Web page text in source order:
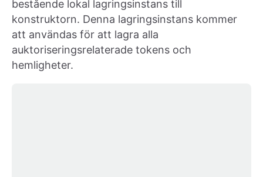
bestående lokal lagringsinstans till
konstruktorn. Denna lagringsinstans kommer
att användas för att lagra alla
auktoriseringsrelaterade tokens och
hemligheter.